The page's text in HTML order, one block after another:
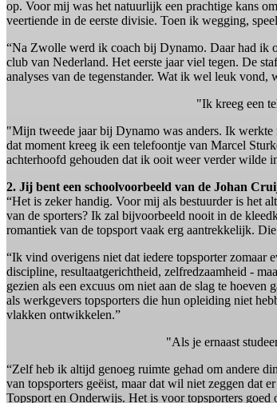
op. Voor mij was het natuurlijk een prachtige kans
veertiende in de eerste divisie. Toen ik wegging,
“Na Zwolle werd ik coach bij Dynamo. Daar had ik
club van Nederland. Het eerste jaar viel tegen. De
analyses van de tegenstander. Wat ik wel leuk vond,
"Ik kreeg een
"Mijn tweede jaar bij Dynamo was anders. Ik werkte
dat moment kreeg ik een telefoontje van Marcel
achterhoofd gehouden dat ik ooit weer verder wilde
2. Jij bent een schoolvoorbeeld van de Johan
“Het is zeker handig. Voor mij als bestuurder is het
van de sporters? Ik zal bijvoorbeeld nooit in de
romantiek van de topsport vaak erg aantrekkelijk.
“Ik vind overigens niet dat iedere topsporter zomaar
discipline, resultaatgerichtheid, zelfredzaamheid -
gezien als een excuus om niet aan de slag te
als werkgevers topsporters die hun opleiding niet
vlakken ontwikkelen.”
"Als je ernaast
“Zelf heb ik altijd genoeg ruimte gehad om andere
van topsporters geëist, maar dat wil niet zeggen dat
Topsport en Onderwijs. Het is voor topsporters